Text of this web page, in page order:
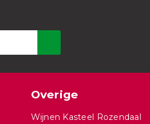
Overige
Wijnen Kasteel Rozendaal